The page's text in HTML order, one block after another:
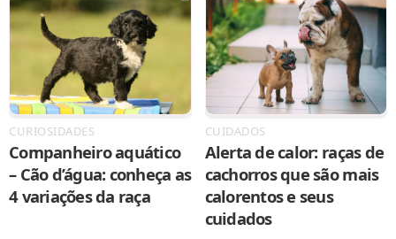
CURIOSIDADES
Companheiro aquático
– Cão d’água: conheça as
4 variações da raça
CUIDADOS
Alerta de calor: raças de
cachorros que são mais
calorentos e seus
cuidados